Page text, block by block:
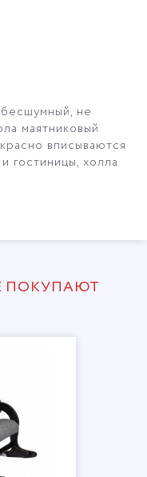
не
маятниковый
вписываются
гостиницы, холла
ПОКУПАЮТ